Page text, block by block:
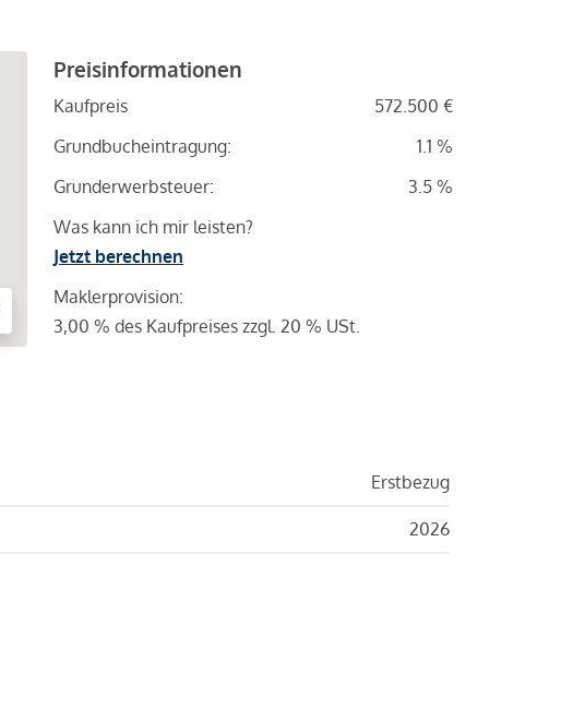
Preisinformationen
Kaufpreis
572.500 €
Grundbucheintragung:
1.1 %
Grunderwerbsteuer:
3.5 %
Was kann ich mir leisten?
Jetzt berechnen
Maklerprovision:
3,00 % des Kaufpreises zzgl. 20 % USt.
Erstbezug
2026